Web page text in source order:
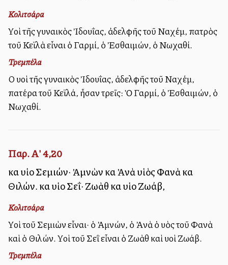
Κολιτσάρα
Υἱοὶ τῆς γυναικὸς Ἰδουΐας, ἀδελφῆς τοῦ Ναχέμ, πατρὸς
τοῦ Κεϊλὰ εἶναι ὁ Γαρμί, ὁ Ἐσθαιμών, ὁ Νωχαθί.
Τρεμπέλα
Οἱ υἱοὶ τῆς γυναικὸς Ἰδουΐας, ἀδελφῆς τοῦ Ναχέμ,
πατέρα τοῦ Κεϊλά, ἦσαν τρεῖς: Ὁ Γαρμί, ὁ Ἐσθαιμών, ὁ
Νωχαθί.
Παρ. Α' 4,20
καὶ υἱοὶ Σεμιών· Ἀμνὼν καὶ Ἀνὰ υἱὸς Φανὰ καὶ
Θιλών. καὶ υἱοὶ Σεΐ· Ζωὰθ καὶ υἱοὶ Ζωάβ,
Κολιτσάρα
Υἱοὶ τοῦ Σεμιὼν εἶναι· ὁ Ἀμνών, ὁ Ἀνὰ ὁ υἱὸς τοῦ Φανὰ
καὶ ὁ Θιλών. Υἱοὶ τοῦ Σεῒ εἶναι ὁ Ζωὰθ καὶ υἱοὶ Ζωάβ.
Τρεμπέλα